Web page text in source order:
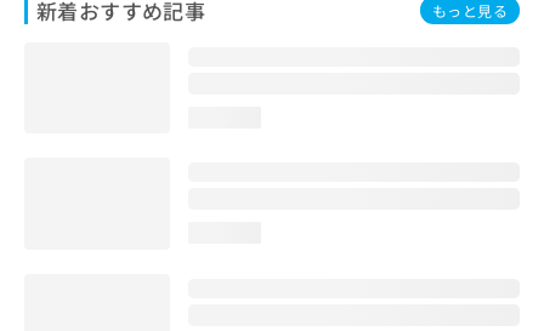
新着おすすめ記事 もっと見る
お